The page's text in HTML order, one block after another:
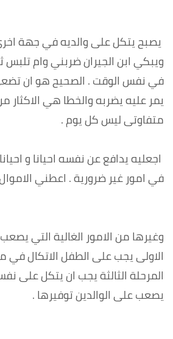
يصبح يتكل على والديه في جهة
ويبكي ابن الجيران ضربني وام
في نفس الوقت . الصحيح هو ان
يمر عليه يضربه والخطا هي
متفاوتى ليس كل يوم .
اجعليه يدافع عن نفسه احيانا و
في امور غير ضرورية . اعطني
وغيرها من الامور الغالية التي
الاولى يجب على الطفل الاتكال
المرحلة الثالثة يجب ان يتكل على
يصعب على الوالدين توفيرها .